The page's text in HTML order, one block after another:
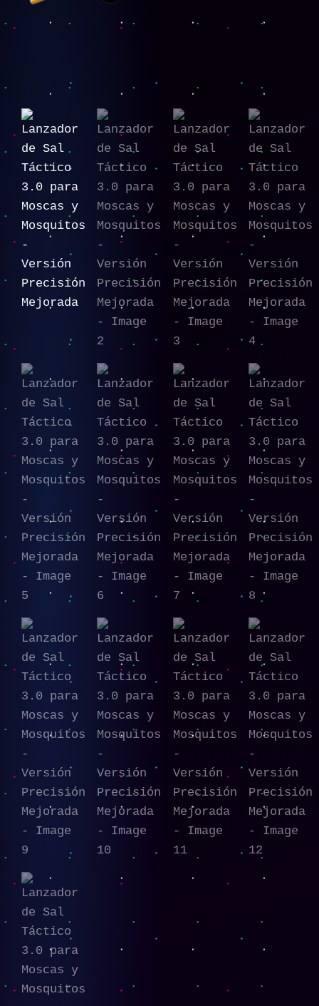
Versión
cantidad